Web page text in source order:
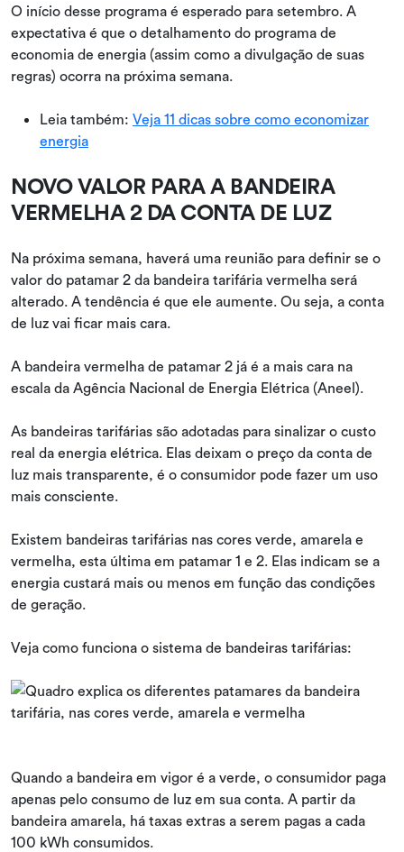
O início desse programa é esperado para setembro. A
expectativa é que o detalhamento do programa de
economia de energia (assim como a divulgação de suas
regras) ocorra na próxima semana.
Leia também: Veja 11 dicas sobre como economizar
energia
NOVO VALOR PARA A BANDEIRA
VERMELHA 2 DA CONTA DE LUZ
Na próxima semana, haverá uma reunião para definir se o
valor do patamar 2 da bandeira tarifária vermelha será
alterado. A tendência é que ele aumente. Ou seja, a conta
de luz vai ficar mais cara.
A bandeira vermelha de patamar 2 já é a mais cara na
escala da Agência Nacional de Energia Elétrica (Aneel).
As bandeiras tarifárias são adotadas para sinalizar o custo
real da energia elétrica. Elas deixam o preço da conta de
luz mais transparente, é o consumidor pode fazer um uso
mais consciente.
Existem bandeiras tarifárias nas cores verde, amarela e
vermelha, esta última em patamar 1 e 2. Elas indicam se a
energia custará mais ou menos em função das condições
de geração.
Veja como funciona o sistema de bandeiras tarifárias:
Quando a bandeira em vigor é a verde, o consumidor paga
apenas pelo consumo de luz em sua conta. A partir da
bandeira amarela, há taxas extras a serem pagas a cada
100 kWh consumidos.